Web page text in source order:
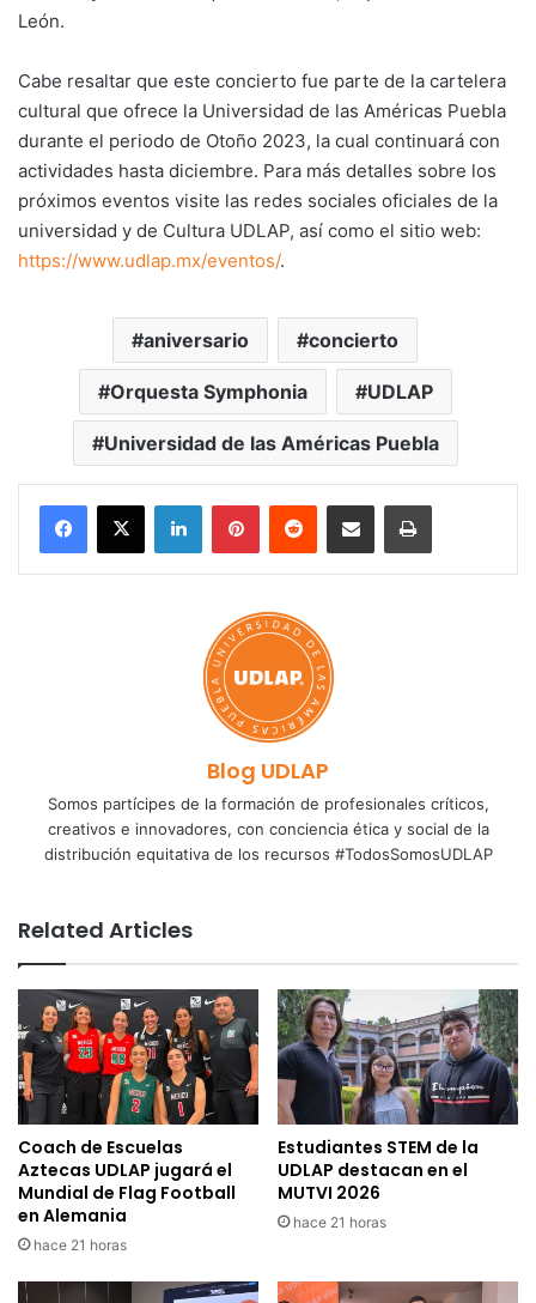
León.
Cabe resaltar que este concierto fue parte de la cartelera
cultural que ofrece la Universidad de las Américas Puebla
durante el periodo de Otoño 2023, la cual continuará con
actividades hasta diciembre. Para más detalles sobre los
próximos eventos visite las redes sociales oficiales de la
universidad y de Cultura UDLAP, así como el sitio web:
https://www.udlap.mx/eventos/.
aniversario concierto
Orquesta Symphonia UDLAP
Universidad de las Américas Puebla
LinkedInPinterestReddit Share via Email Print
Blog UDLAP
Somos partícipes de la formación de profesionales críticos,
creativos e innovadores, con conciencia ética y social de la
distribución equitativa de los recursos #TodosSomosUDLAP
Related Articles
Coach de Escuelas
Aztecas UDLAP jugará el
Mundial de Flag Football
en Alemania
hace 21 horas
Estudiantes STEM de la
UDLAP destacan en el
MUTVI 2026
hace 21 horas